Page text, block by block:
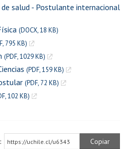
salud - Postulante internacional
(DOCX, 18 KB)
795 KB)
(PDF, 1029 KB)
(PDF, 159 KB)
(PDF, 72 KB)
102 KB)
https://uchile.cl/u6343 Copiar